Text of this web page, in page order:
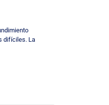
difíciles. La